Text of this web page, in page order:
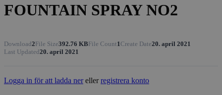
FOUNTAIN SPRAY NO2
Download2File Size392.76 KBFile Count1Create Date20. april 2021
Last Updated20. april 2021
Logga in för att ladda nerellerregistrera konto